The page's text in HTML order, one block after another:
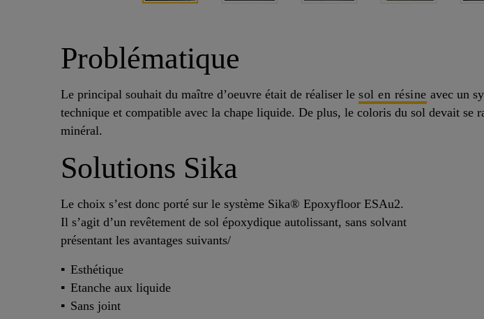
Problématique
Le principal souhait du maître d’oeuvre était de réaliser le sol en résine avec un
technique et compatible avec la chape liquide. De plus, le coloris du sol devait se
minéral.
Solutions Sika
Le choix s’est donc porté sur le système Sika® Epoxyfloor ESAu2.
Il s’agit d’un revêtement de sol époxydique autolissant, sans solvant
présentant les avantages suivants/
Esthétique
Etanche aux liquide
Sans joint